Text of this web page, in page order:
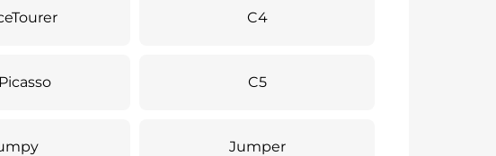
C4
C5
Jumper